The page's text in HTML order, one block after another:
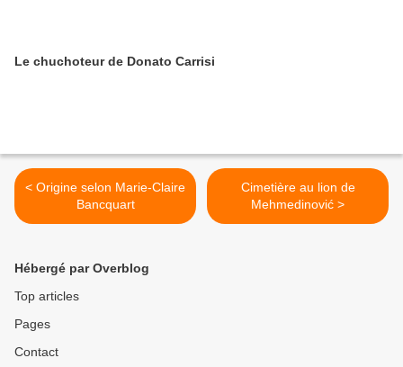
Le chuchoteur de Donato Carrisi
< Origine selon Marie-Claire
Bancquart
Cimetière au lion de
Mehmedinović >
Hébergé par Overblog
Top articles
Pages
Contact